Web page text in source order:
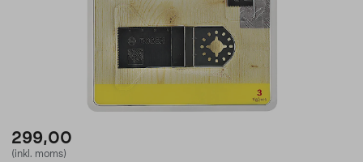
299,00
(inkl. moms)